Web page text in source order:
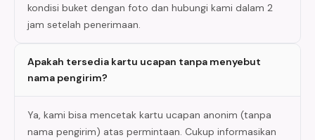
kondisi buket dengan foto dan hubungi kami dalam 2
jam setelah penerimaan.
Apakah tersedia kartu ucapan tanpa menyebut
nama pengirim?
Ya, kami bisa mencetak kartu ucapan anonim (tanpa
nama pengirim) atas permintaan. Cukup informasikan